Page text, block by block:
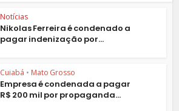
Notícias
Nikolas Ferreira é condenado a
pagar indenização por...
Cuiabá • Mato Grosso
Empresa é condenada a pagar
R$ 200 mil por propaganda...